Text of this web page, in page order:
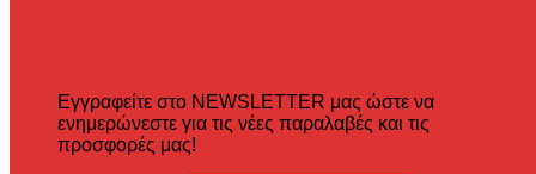
Εγγραφείτε στο NEWSLETTER μας ώστε να
ενημερώνεστε για τις νέες παραλαβές και τις
προσφορές μας!